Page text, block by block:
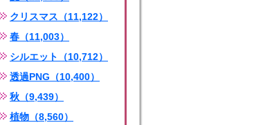
クリスマス（11,122）
春（11,003）
シルエット（10,712）
透過PNG（10,400）
秋（9,439）
植物（8,560）